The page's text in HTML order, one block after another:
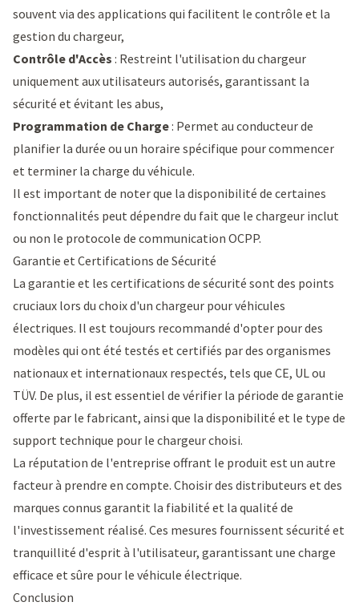
souvent via des applications qui facilitent le contrôle et la
gestion du chargeur,
Contrôle d'Accès : Restreint l'utilisation du chargeur
uniquement aux utilisateurs autorisés, garantissant la
sécurité et évitant les abus,
Programmation de Charge: Permet au conducteur de
planifier la durée ou un horaire spécifique pour commencer
et terminer la charge du véhicule.
Il est important de noter que la disponibilité de certaines
fonctionnalités peut dépendre du fait que le chargeur inclut
ou non le protocole de communication OCPP.
Garantie et Certifications de Sécurité
La garantie et les certifications de sécurité sont des points
cruciaux lors du choix d'un chargeur pour véhicules
électriques. Il est toujours recommandé d'opter pour des
modèles qui ont été testés et certifiés par des organismes
nationaux et internationaux respectés, tels que CE, UL ou
TÜV. De plus, il est essentiel de vérifier la période de garantie
offerte par le fabricant, ainsi que la disponibilité et le type de
support technique pour le chargeur choisi.
La réputation de l'entreprise offrant le produit est un autre
facteur à prendre en compte. Choisir des distributeurs et des
marques connus garantit la fiabilité et la qualité de
l'investissement réalisé. Ces mesures fournissent sécurité et
tranquillité d'esprit à l'utilisateur, garantissant une charge
efficace et sûre pour le véhicule électrique.
Conclusion